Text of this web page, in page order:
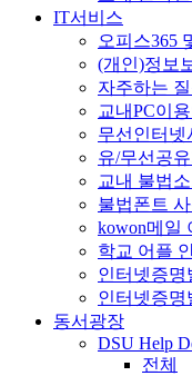
IT서비스
오피스365
(개인)정보
자주하는
교내PC이
무선인터넷
유/무선공
교내 불법
불법폰트
kowon메일
학교 어플
인터넷증명
인터넷증명
동서광장
DSU Help
전체